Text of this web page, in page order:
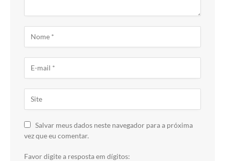
Salvar meus dados neste navegador para a próxima
vez que eu comentar.
Favor digite a resposta em dígitos: